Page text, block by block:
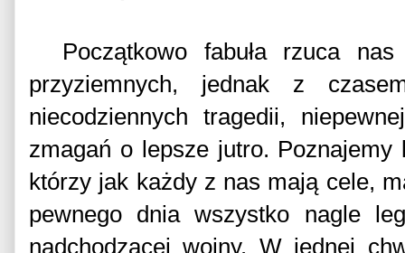
Początkowo fabuła rzuca
przyziemnych, jednak z
niecodziennych tragedii,
zmagań o lepsze jutro. Poznajemy
którzy jak każdy z nas mają cele,
pewnego dnia wszystko nagle
nadchodzącej wojny. W jednej